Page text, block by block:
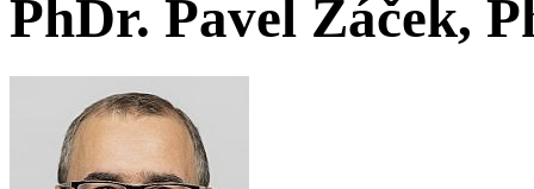
PhDr. Pavel Žáček,